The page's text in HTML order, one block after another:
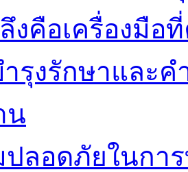
งคือเครื่องมื
ำรุงรักษาและ
น
ลอดภัยในการ